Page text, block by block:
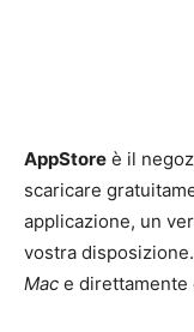
AppStore è il
scaricare
applicazione, un
vostra
Mac e direttamente